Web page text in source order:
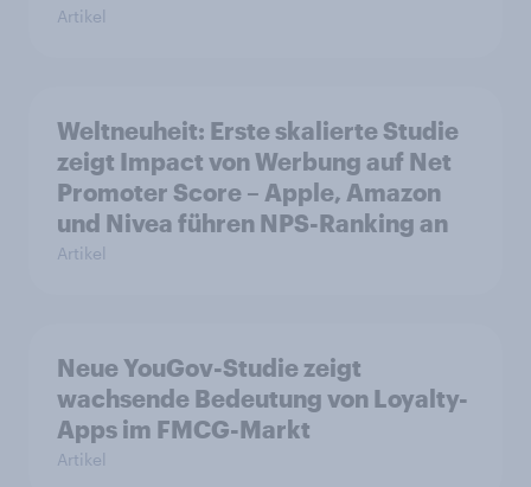
Artikel
Weltneuheit: Erste skalierte Studie
zeigt Impact von Werbung auf Net
Promoter Score – Apple, Amazon
und Nivea führen NPS-Ranking an
Artikel
Neue YouGov-Studie zeigt
wachsende Bedeutung von Loyalty-
Apps im FMCG-Markt
Artikel